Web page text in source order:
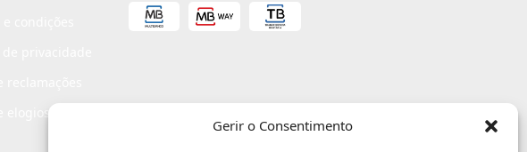
Gerir o Consentimento
elogios